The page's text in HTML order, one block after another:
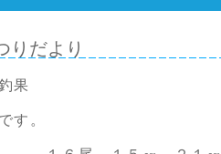
りだより
果
す。